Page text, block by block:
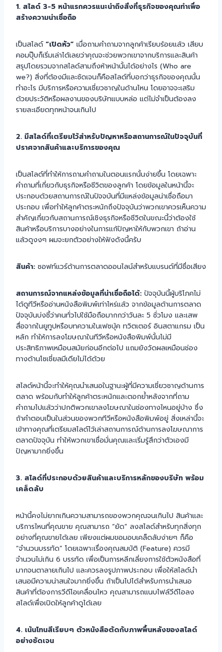
1. สไลด์ 3-5 หน้าแรกควรแนะนำถึงสิ่งที่ธุรกิจของคุณทำเพื่อ
สร้างความน่าเชื่อถือ
เป็นสไลด์“เปิดหัว” เมื่อถามคำถามจากลูกค้าเรียบร้อยแล้ว เสียบ
คอมปุ๊บก็เริ่มเล่าได้เลยว่าคุณจะช่วยพวกเขาจากบริการและสินค้า
สรุปโดยรวมจากสไลด์สามถึงห้าหน้านั้นได้อย่างไร (Who are
we?) สิ่งที่ต้องมีและชัดเจนก็คือสไลด์ที่บอกว่าธุรกิจของคุณนั้น
ทำอะไร มีบริการหรือความเชี่ยวชาญในด้านไหน โดยอาจจะเสริม
ด้วยประวัติหรือผลงานของบริษัทแบบหล่อ แต่ไม่จำเป็นต้องลง
รายละเอียดทุกหน้าจนเกินไป
2. มีสไลด์ที่เตรียมไว้สำหรับปัญหาหรือสถานการณ์ในปัจจุบันที่
ปราศจากสินค้าและบริการของคุณ
เป็นสไลด์ที่ทำให้การถามคำถามในตอนแรกนั้นง่ายขึ้น โดยเฉพาะ
คำถามที่เกี่ยวกับธุรกิจหรือชีวิตของลูกค้า โดยข้อมูลในหน้านี้จะ
ประกอบด้วยสถานการณ์ในปัจจบันที่มีแหล่งข้อมูลน่าเชื่อถือมา
ประกอบ เพื่อทำให้ลูกค้าตระหนักถึงปัจจุบันว่าพวกเขาควรเห็นความ
สำคัญเกี่ยวกับสถานการณ์เชิงธุรกิจหรือชีวิตในขณะนี้ว่าต้องใช้
สินค้าหรือบริการบางอย่างในการแก้ปัญหาให้กับพวกเขา ถ้าอ่าน
แล้วดูงงๆ ผมจะยกตัวอย่างให้ฟังดังนี้ครับ
สินค้า: ซอฟท์แวร์ด้านการตลาดออนไลน์สำหรับแบรนด์ที่มีชื่อเสียง
สถานการณ์จากแหล่งข้อมูลที่น่าเชื่อถือได้: ปัจจุบันนี้ผู้บริโภคไม่
ได้ดูทีวีหรืออ่านหนังสือพิมพ์เท่าไหร่แล้ว จากข้อมูลด้านการตลาด
ปัจจุบันบ่งชี้ว่าคนทั่วไปใช้มือถือมากกว่าวันละ 5 ชั่วโมง และเสพ
สื่อจากในยูทูปหรือบทความในเฟซบุ้ค ทวิตเตอร์ อินสตาแกรม เป็น
หลัก ทำให้การลงโฆษณาในทีวีหรือหนังสือพิมพ์นั้นไม่มี
ประสิทธิภาพเหมือนสมัยก่อนอีกต่อไป แถมยังวัดผลเหมือนช่อง
ทางด้านโซเชี่ยลมีเดียไม่ได้ด้วย
สไลด์หน้านี้จะทำให้คุณนำเสนอในฐานะผู้ที่มีความเชี่ยวชาญด้านการ
ตลาด พร้อมกับทำให้ลูกค้าตระหนักและตอกย้ำหลังจากที่ถาม
คำถามไปแล้วว่าปกติพวกเขาลงโฆษณาในช่องทางไหนอยู่บ้าง ซึ่ง
ถ้าคำตอบเป็นในส่วนของพวกทีวีหรือหนังสือพิมพ์อยู่ สิ่งเหล่านี้จะ
เข้าทางคุณที่เตรียมสไลด์ไว้เล่าสถานการณ์ด้านการลงโฆษณาการ
ตลาดปัจจุบัน ทำให้พวกเขาเชื่อมั่นคุณและเริ่มรู้สึกว่าตัวเองมี
ปัญหามากยิ่งขึ้น
3. สไลด์ที่ประกอบด้วยสินค้าและบริการหลักของบริษัท พร้อม
เคล็ดลับ
หน้านี้คงไม่ยากเกินความสามารถของพวกคุณจนเกินไป สินค้าและ
บริการไหนที่คุณขาย คุณสามารถ “ยัด” ลงสไลด์สำหรับทุกสิ่งทุก
อย่างที่คุณขายได้เลย เพียงแต่ผมขอมอบเคล็ดลับง่ายๆ ก็คือ
“จำนวนบรรทัด” โดยเฉพาะเรื่องคุณสมบัติ (Feature) ควรมี
จำนวนไม่เกิน 6 บรรทัด เพื่อเป็นการหลีกเลี่ยงการใช้ตัวหนังสือที่
มากจนตาลายเกินไป และควรลงรูปภาพประกอบ เพื่อให้สไลด์นำ
เสนอมีความน่าสนใจมากยิ่งขึ้น ถ้าเป็นไปได้สำหรับการนำเสนอ
สินค้าที่ต้องการวีดีโอเคลื่อนไหว คุณสามารถแนบไฟล์วีดีโอลง
สไลด์เพื่อเปิดให้ลูกค้าดูได้เลย
4. เน้นโทนสีเรียบๆ ตัวหนังสือตัดกับภาพพื้นหลังของสไลด์
อย่างชัดเจน